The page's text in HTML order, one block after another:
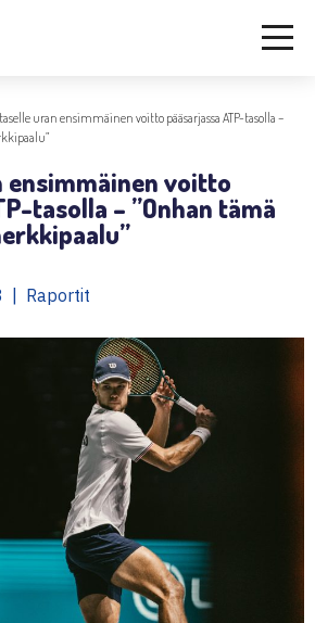
uran ensimmäinen voitto pääsarjassa ATP-tasolla –
voitto
tasolla – ”Onhan tämä
| Raportit